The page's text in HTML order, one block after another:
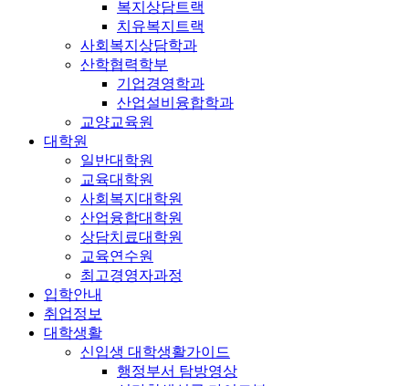
복지상담트랙
치유복지트랙
사회복지상담학과
산학협력학부
기업경영학과
산업설비융합학과
교양교육원
대학원
일반대학원
교육대학원
사회복지대학원
산업융합대학원
상담치료대학원
교육연수원
최고경영자과정
입학안내
취업정보
대학생활
신입생 대학생활가이드
행정부서 탐방영상